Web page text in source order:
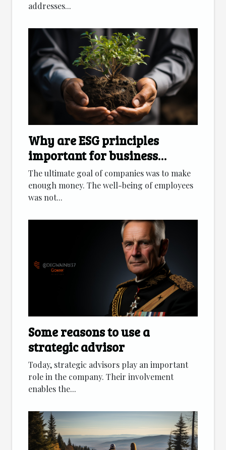
addresses...
Why are ESG principles
important for business
development?
The ultimate goal of companies was to make
enough money. The well-being of employees
was not...
Some reasons to use a
strategic advisor
Today, strategic advisors play an important
role in the company. Their involvement
enables the...